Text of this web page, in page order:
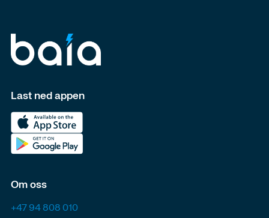
Last ned appen
Om oss
+47 94 808 010